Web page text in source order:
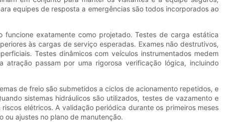
equipes de resposta a emergências são todos incorporados ao
exatamente como projetado. Testes de carga estática
às cargas de serviço esperadas. Exames não destrutivos,
Testes dinâmicos com veículos instrumentados medem
atração passam por uma rigorosa verificação lógica, incluindo
de freio são submetidos a ciclos de acionamento repetidos, e
sistemas hidráulicos são utilizados, testes de vazamento e
elétricos. A validação periódica durante os primeiros meses
ajustes no plano de manutenção.